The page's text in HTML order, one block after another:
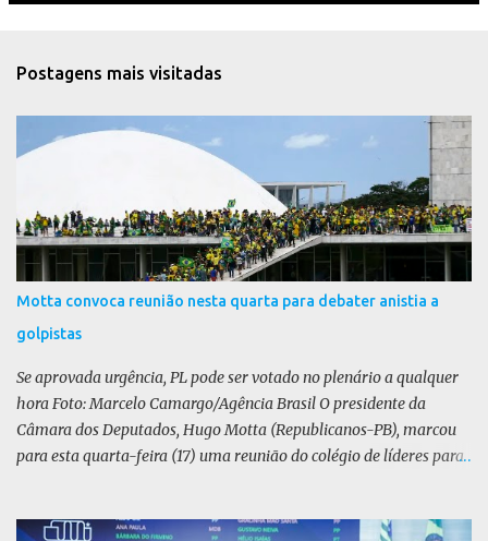
á
r
i
Postagens mais visitadas
Motta convoca reunião nesta quarta para debater anistia a
golpistas
Se aprovada urgência, PL pode ser votado no plenário a qualquer
hora Foto: Marcelo Camargo/Agência Brasil O presidente da
Câmara dos Deputados, Hugo Motta (Republicanos-PB), marcou
para esta quarta-feira (17) uma reunião do colégio de líderes para
disse, em uma rede social, que a reunião vai “deliberar sobre a